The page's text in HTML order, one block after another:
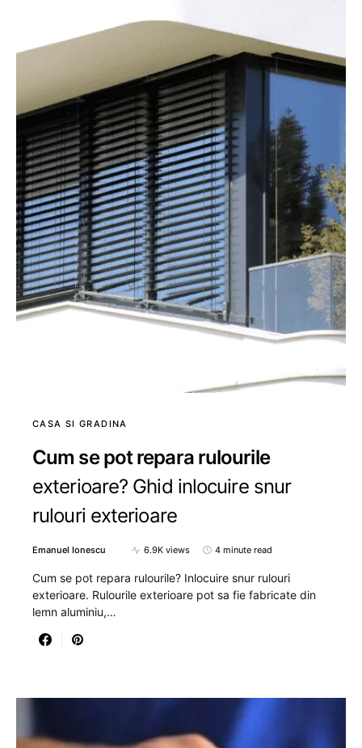
CASA SI GRADINA
Cum se pot repara rulourile
exterioare? Ghid inlocuire snur
rulouri exterioare
Emanuel Ionescu 6.9K views 4 minute read
Cum se pot repara rulourile? Inlocuire snur rulouri
exterioare. Rulourile exterioare pot sa fie fabricate din
lemn aluminiu,…